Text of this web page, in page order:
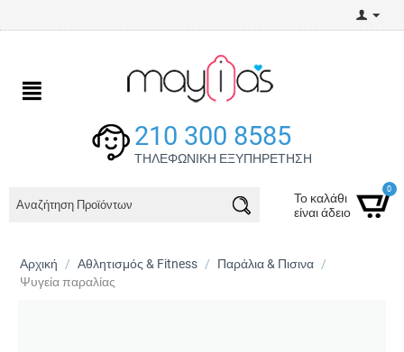
210 300 8585
ΤΗΛΕΦΩΝΙΚΗ ΕΞΥΠΗΡΕΤΗΣΗ
Το καλάθι
είναι άδειο
0
Αρχική / Αθλητισμός & Fitness / Παράλια & Πισινα /
Ψυγεία παραλίας